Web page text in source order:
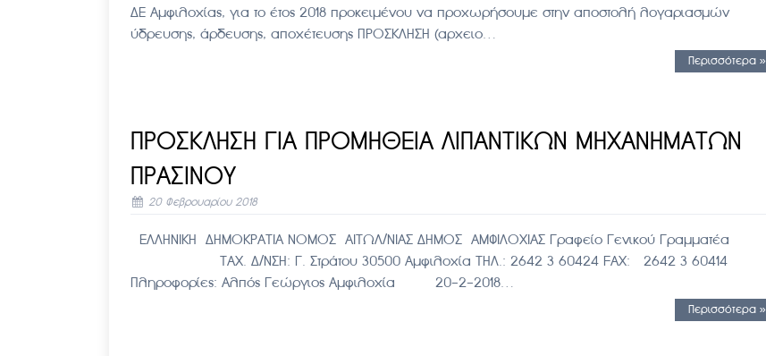
ΔΕ Αμφιλοχίας, για το έτος 2018 προκειμένου να προχωρήσουμε στην αποστολή λογαριασμών
ύδρευσης, άρδευσης, αποχέτευσης ΠΡΟΣΚΛΗΣΗ (αρχειο…
Περισσότερα »
ΠΡΟΣΚΛΗΣΗ ΓΙΑ ΠΡΟΜΗΘΕΙΑ ΛΙΠΑΝΤΙΚΩΝ ΜΗΧΑΝΗΜΑΤΩΝ
ΠΡΑΣΙΝΟΥ
20 Φεβρουαρίου 2018
ΕΛΛΗΝΙΚΗ ΔΗΜΟΚΡΑΤΙΑ ΝΟΜΟΣ ΑΙΤΩΛ/ΝΙΑΣ ΔΗΜΟΣ ΑΜΦΙΛΟΧΙΑΣ Γραφείο Γενικού Γραμματέα
ΤΑΧ. Δ/ΝΣΗ: Γ. Στράτου 30500 Αμφιλοχία ΤΗΛ.: 2642 3 60424 FAX: 2642 3 60414
Πληροφορίες: Αλπός Γεώργιος Αμφιλοχία 20-2-2018…
Περισσότερα »